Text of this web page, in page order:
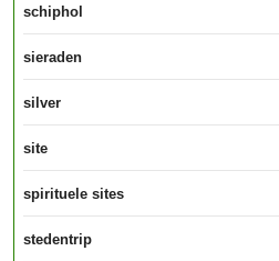
schiphol
sieraden
silver
site
spirituele sites
stedentrip